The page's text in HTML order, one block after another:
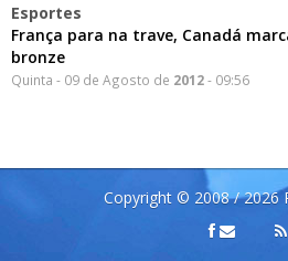
Esportes
França para na trave, Canadá
bronze
Quinta - 09 de Agosto de 2012- 09:56
Copyright © 2008 / 2026